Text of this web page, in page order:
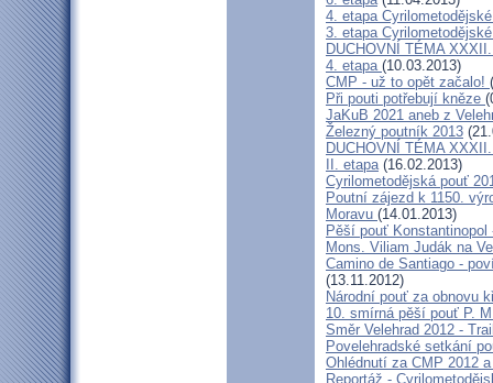
4. etapa
3. etapa
DUCHOVNÍ TÉMA
4. etapa (10.03.2013)
CMP - už to opět začalo!
Při pouti potřebují kněze
JaKuB 2021 aneb z
Železný poutník 2013
DUCHOVNÍ TÉMA
II. etapa(16.02.2013)
Cyrilometodějská pouť
Poutní zájezd k 1150.
Moravu (14.01.2013)
Pěší pouť Konstantinopol
Mons. Viliam Judák na
Camino de Santiago -
(13.11.2012)
Národní pouť za obnovu
10. smírná pěší pouť P.
Směr Velehrad 2012 -
Povelehradské setkání
Ohlédnutí za CMP 2012
Reportáž -